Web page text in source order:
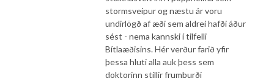
stormsveipur og næstu ár voru
undirlögð af æði sem aldrei hafði áður
sést - nema kannski í tilfelli
Bítlaæðisins. Hér verður farið yfir
þessa hluti alla auk þess sem
doktorinn stillir frumburði